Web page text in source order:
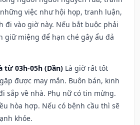
việc như hội họp, tranh luận,
đi vào giờ này. Nếu bắt buộc phải
giữ miệng để hạn ché gây ẩu đả
từ 03h-05h (Dần) Là giờ rất tốt
được may mắn. Buôn bán, kinh
sắp về nhà. Phụ nữ có tin mừng.
hòa hợp. Nếu có bệnh cầu thì sẽ
khỏe.